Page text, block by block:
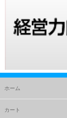
ホーム
カート